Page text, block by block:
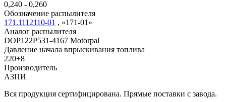
0,240 - 0,260
Обозначение распылителя
171.1112110-01 , «171-01»
Аналог распылителя
DOP122P531-4167 Motorpal
Давление начала впрыскивания топлива
220+8
Производитель
АЗПИ
Вся продукция сертифицирована. Прямые поставки с завода.